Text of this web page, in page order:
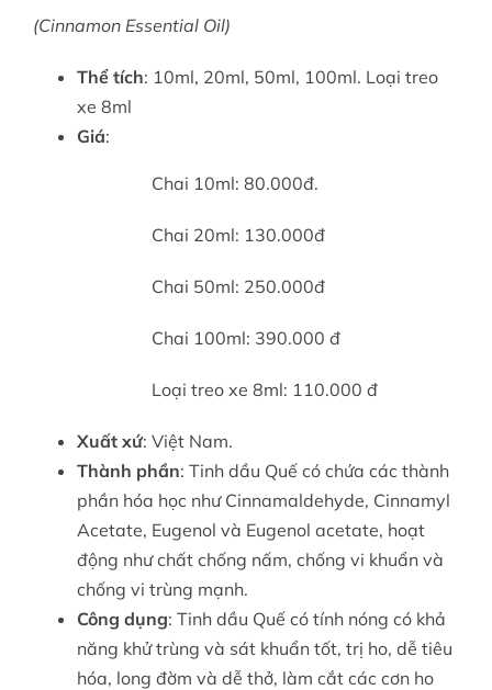
(Cinnamon Essential Oil)
Thể tích: 10ml, 20ml, 50ml, 100ml. Loại treo
xe 8ml
Giá:
Chai 10ml: 80.000đ.
Chai 20ml: 130.000đ
Chai 50ml: 250.000đ
Chai 100ml: 390.000 đ
Loại treo xe 8ml: 110.000 đ
Xuất xứ: Việt Nam.
Thành phần: Tinh dầu Quế có chứa các thành
phần hóa học như Cinnamaldehyde, Cinnamyl
Acetate, Eugenol và Eugenol acetate, hoạt
động như chất chống nấm, chống vi khuẩn và
chống vi trùng mạnh.
Công dụng: Tinh dầu Quế có tính nóng có khả
năng khử trùng và sát khuẩn tốt, trị ho, dễ tiêu
hóa, long đờm và dễ thở, làm cắt các cơn ho